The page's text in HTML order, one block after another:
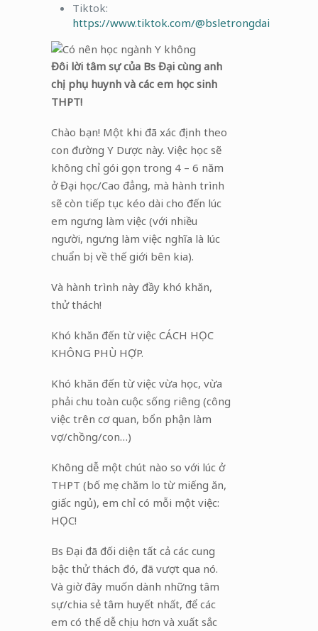
Tiktok:
https://www.tiktok.com/@bsletrongdai
Đôi lời tâm sự của Bs Đại cùng anh
chị phụ huynh và các em học sinh
THPT!
Chào bạn! Một khi đã xác định theo
con đường Y Dược này. Việc học sẽ
không chỉ gói gọn trong 4 – 6 năm
ở Đại học/Cao đẳng, mà hành trình
sẽ còn tiếp tục kéo dài cho đến lúc
em ngưng làm việc (với nhiều
người, ngưng làm việc nghĩa là lúc
chuẩn bị về thế giới bên kia).
Và hành trình này đầy khó khăn,
thử thách!
Khó khăn đến từ việc CÁCH HỌC
KHÔNG PHÙ HỢP.
Khó khăn đến từ việc vừa học, vừa
phải chu toàn cuộc sống riêng (công
việc trên cơ quan, bổn phận làm
vợ/chồng/con…)
Không dễ một chút nào so với lúc ở
THPT (bố mẹ chăm lo từ miếng ăn,
giấc ngủ), em chỉ có mỗi một việc:
HỌC!
Bs Đại đã đối diện tất cả các cung
bậc thử thách đó, đã vượt qua nó.
Và giờ đây muốn dành những tâm
sự/chia sẻ tâm huyết nhất, để các
em có thể dễ chịu hơn và xuất sắc